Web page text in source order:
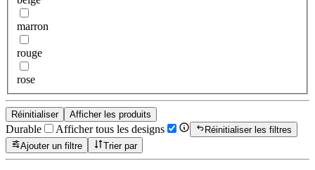
marron
rouge
rose
Réinitialiser Afficher les produits
Durable Afficher tous les designs
Réinitialiser les filtres
Ajouter un filtre
Trier par